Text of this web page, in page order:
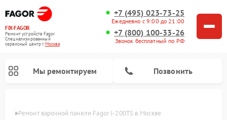
FIX-FAGOR
Ремонт устройств Fagor
Специализированный
cервисный центр г.Москва
+7 (495) 023-73-25
Ежедневно с 9:00 до 21:00
+7 (800) 100-33-26
Звонок бесплатный по РФ
Мы ремонтируем Позвонить
Ремонт варочной панели Fagor I-200TS в Москве